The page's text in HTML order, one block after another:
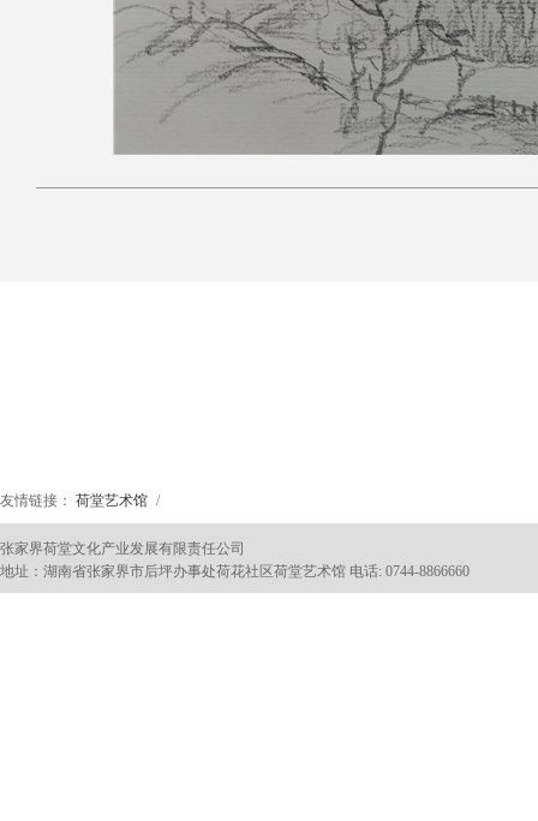
友情链接： 荷堂艺术馆 /
张家界荷堂文化产业发展有限责任公司
地址：湖南省张家界市后坪办事处荷花社区荷堂艺术馆 电话: 0744-8866660